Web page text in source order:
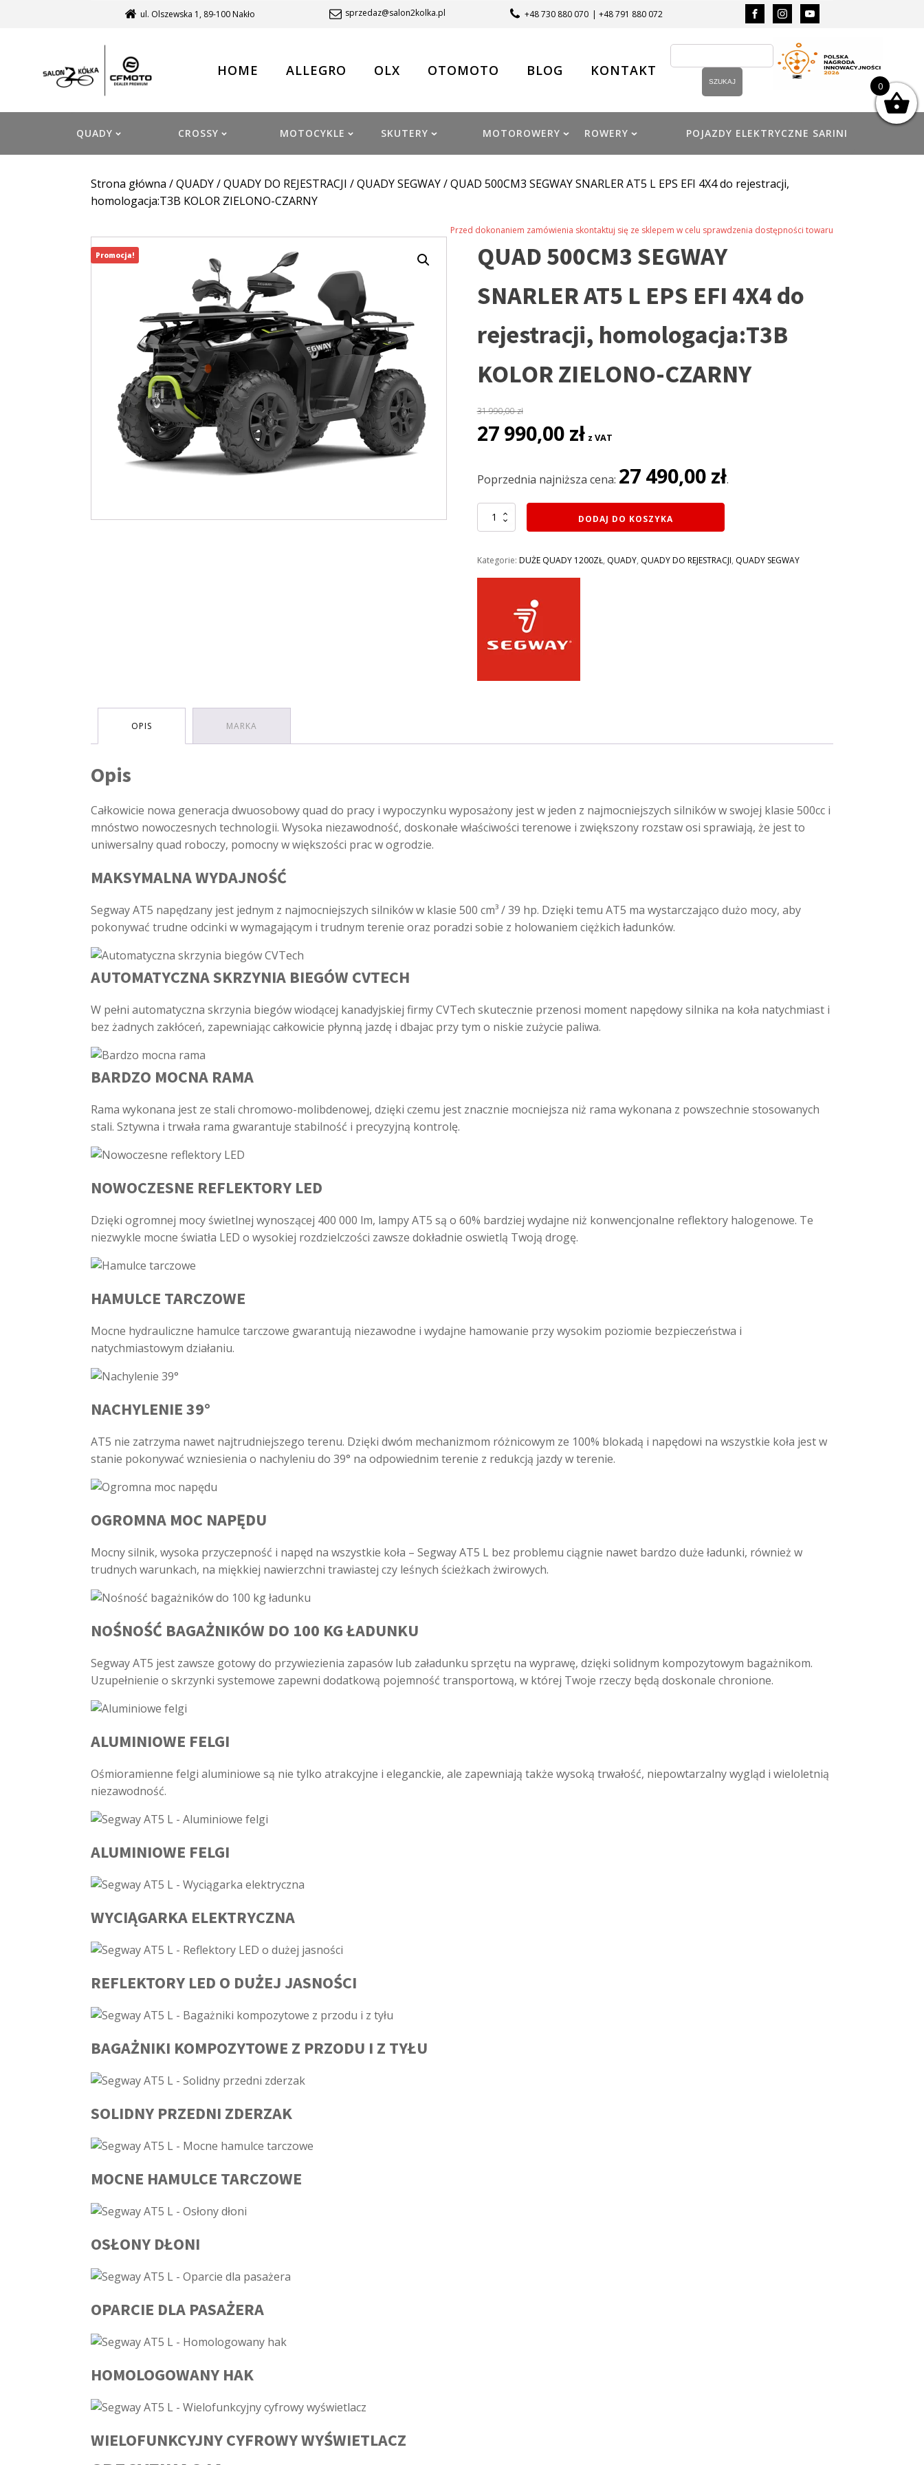
ul. Olszewska 1, 89-100 Nakło sprzedaz@salon2kolka.pl +48 730 880 070 | +48 791 880 072
HOME ALLEGRO OLX OTOMOTO BLOG KONTAKT
QUADY CROSSY MOTOCYKLE SKUTERY MOTOROWERY ROWERY POJAZDY ELEKTRYCZNE SARINI
Strona główna /QUADY/QUADY DO REJESTRACJI /QUADY SEGWAY/ QUAD 500CM3 SEGWAY SNARLER AT5 L EPS EFI 4X4 do rejestracji,
homologacja:T3B KOLOR ZIELONO-CZARNY
Przed dokonaniem zamówienia skontaktuj się ze sklepem w celu sprawdzenia dostępności towaru
QUAD 500CM3 SEGWAY
SNARLER AT5 L EPS EFI 4X4 do
rejestracji, homologacja:T3B
KOLOR ZIELONO-CZARNY
31 990,00zł
Pierwotna
cena
31
27 990,00 zł cena
27
z VAT
Poprzednia najniższa cena: 27 490,00 zł.
ilość
QUAD
SNARLER
AT5
do
KOLOR
DODAJ DO KOSZYKA
Kategorie: DUŻE QUADY 1200ZŁ, QUADY, QUADY DO REJESTRACJI, QUADY SEGWAY
Promocja!
OPIS MARKA
Opis
Całkowicie nowa generacja dwuosobowy quad do pracy i wypoczynku wyposażony jest w jeden z najmocniejszych silników w swojej klasie 500cc i
mnóstwo nowoczesnych technologii. Wysoka niezawodność, doskonałe właściwości terenowe i zwiększony rozstaw osi sprawiają, że jest to
uniwersalny quad roboczy, pomocny w większości prac w ogrodzie.
MAKSYMALNA WYDAJNOŚĆ
Segway AT5 napędzany jest jednym z najmocniejszych silników w klasie 500 cm³ / 39 hp. Dzięki temu AT5 ma wystarczająco dużo mocy, aby
pokonywać trudne odcinki w wymagającym i trudnym terenie oraz poradzi sobie z holowaniem ciężkich ładunków.
AUTOMATYCZNA SKRZYNIA BIEGÓW CVTECH
W pełni automatyczna skrzynia biegów wiodącej kanadyjskiej firmy CVTech skutecznie przenosi moment napędowy silnika na koła natychmiast i
bez żadnych zakłóceń, zapewniając całkowicie płynną jazdę i dbajac przy tym o niskie zużycie paliwa.
BARDZO MOCNA RAMA
Rama wykonana jest ze stali chromowo-molibdenowej, dzięki czemu jest znacznie mocniejsza niż rama wykonana z powszechnie stosowanych
stali. Sztywna i trwała rama gwarantuje stabilność i precyzyjną kontrolę.
NOWOCZESNE REFLEKTORY LED
Dzięki ogromnej mocy świetlnej wynoszącej 400 000 lm, lampy AT5 są o 60% bardziej wydajne niż konwencjonalne reflektory halogenowe. Te
niezwykle mocne światła LED o wysokiej rozdzielczości zawsze dokładnie oswietlą Twoją drogę.
HAMULCE TARCZOWE
Mocne hydrauliczne hamulce tarczowe gwarantują niezawodne i wydajne hamowanie przy wysokim poziomie bezpieczeństwa i
natychmiastowym działaniu.
NACHYLENIE 39°
AT5 nie zatrzyma nawet najtrudniejszego terenu. Dzięki dwóm mechanizmom różnicowym ze 100% blokadą i napędowi na wszystkie koła jest w
stanie pokonywać wzniesienia o nachyleniu do 39° na odpowiednim terenie z redukcją jazdy w terenie.
OGROMNA MOC NAPĘDU
Mocny silnik, wysoka przyczepność i napęd na wszystkie koła – Segway AT5 L bez problemu ciągnie nawet bardzo duże ładunki, również w
trudnych warunkach, na miękkiej nawierzchni trawiastej czy leśnych ścieżkach żwirowych.
NOŚNOŚĆ BAGAŻNIKÓW DO 100 KG ŁADUNKU
Segway AT5 jest zawsze gotowy do przywiezienia zapasów lub załadunku sprzętu na wyprawę, dzięki solidnym kompozytowym bagażnikom.
Uzupełnienie o skrzynki systemowe zapewni dodatkową pojemność transportową, w której Twoje rzeczy będą doskonale chronione.
ALUMINIOWE FELGI
Ośmioramienne felgi aluminiowe są nie tylko atrakcyjne i eleganckie, ale zapewniają także wysoką trwałość, niepowtarzalny wygląd i wieloletnią
niezawodność.
ALUMINIOWE FELGI
WYCIĄGARKA ELEKTRYCZNA
REFLEKTORY LED O DUŻEJ JASNOŚCI
BAGAŻNIKI KOMPOZYTOWE Z PRZODU I Z TYŁU
SOLIDNY PRZEDNI ZDERZAK
MOCNE HAMULCE TARCZOWE
OSŁONY DŁONI
OPARCIE DLA PASAŻERA
HOMOLOGOWANY HAK
WIELOFUNKCYJNY CYFROWY WYŚWIETLACZ
0